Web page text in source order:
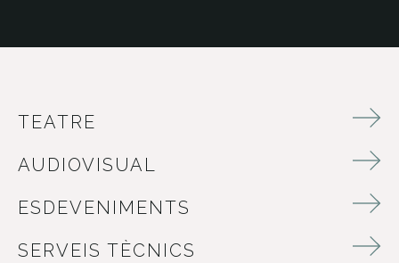
TEATRE
AUDIOVISUAL
ESDEVENIMENTS
SERVEIS TÈCNICS